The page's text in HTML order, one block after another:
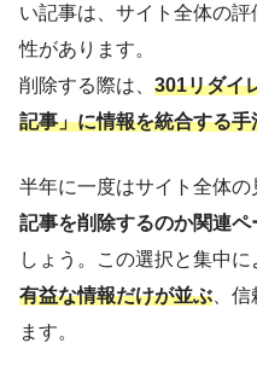
い記事は、サイト全体の
性があります。
削除する際は、 301リダイ
記事」に情報を統合する手
半年に一度はサイト全体の
記事を削除するのか関連
しょう。この選択と集中に
有益な情報だけが並ぶ 、
ます。